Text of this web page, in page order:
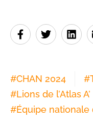
#CHAN 2024 #
#Lions de l’Atlas A’
#Équipe